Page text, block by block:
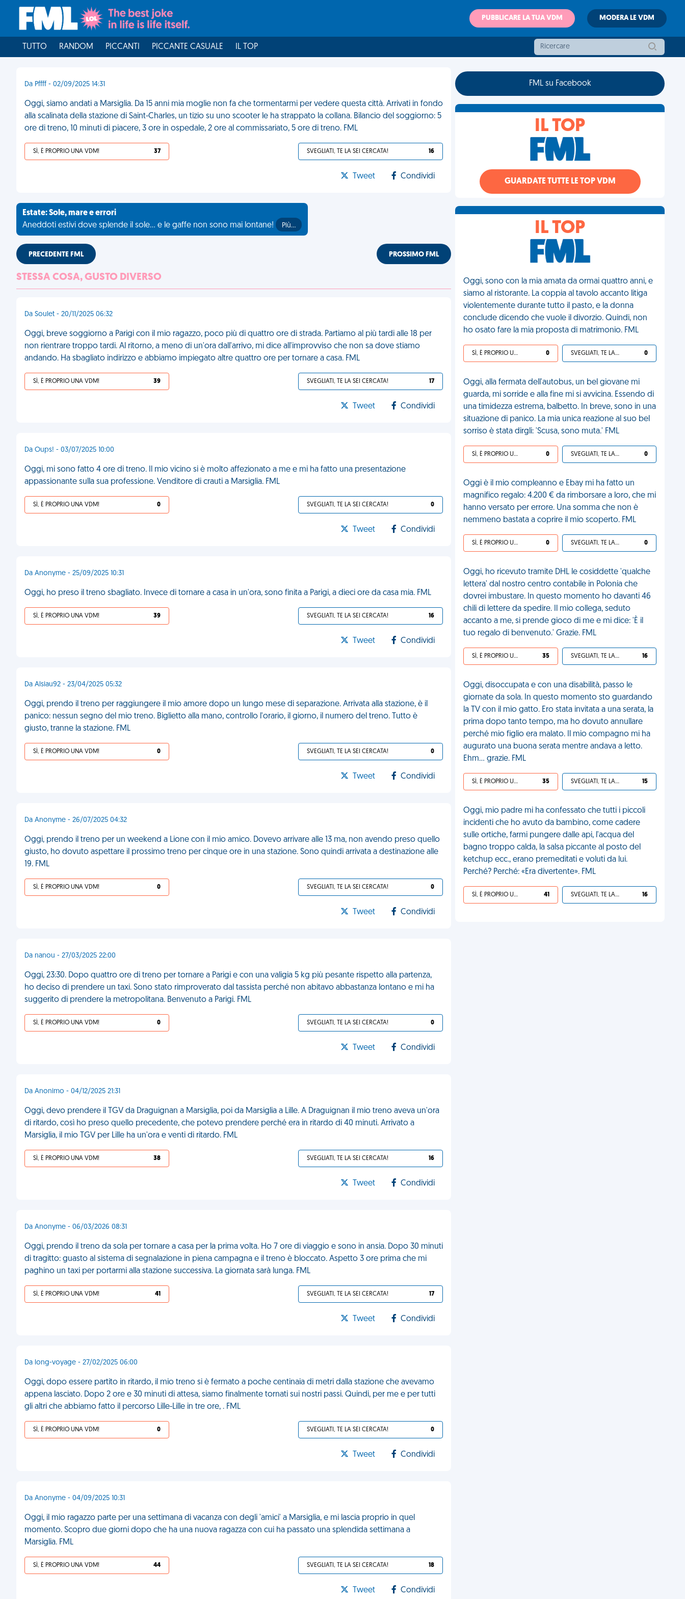
PUBBLICARE LA TUA VDM MODERA LE VDM
TUTTO RANDOM PICCANTI PICCANTE CASUALE IL TOP
Da Pffff - 02/09/2025 14:31
Oggi, siamo andati a Marsiglia. Da 15 anni mia moglie non fa che tormentarmi per vedere questa città. Arrivati in fondo
alla scalinata della stazione di Saint-Charles, un tizio su uno scooter le ha strappato la collana. Bilancio del soggiorno: 5
ore di treno, 10 minuti di piacere, 3 ore in ospedale, 2 ore al commissariato, 5 ore di treno. FML
SÌ, È PROPRIO UNA VDM! 37 SVEGLIATI, TE LA SEI CERCATA! 16
Tweet Condividi
Estate: Sole, mare e errori
Aneddoti estivi dove splende il sole... e le gaffe non sono mai lontane!
Più…
PRECEDENTE FML PROSSIMO FML
STESSA COSA, GUSTO DIVERSO
Da Soulet - 20/11/2025 06:32
Oggi, breve soggiorno a Parigi con il mio ragazzo, poco più di quattro ore di strada. Partiamo al più tardi alle 18 per
non rientrare troppo tardi. Al ritorno, a meno di un'ora dall'arrivo, mi dice all'improvviso che non sa dove stiamo
andando. Ha sbagliato indirizzo e abbiamo impiegato altre quattro ore per tornare a casa. FML
SÌ, È PROPRIO UNA VDM! 39 SVEGLIATI, TE LA SEI CERCATA! 17
Tweet Condividi
Da Oups! - 03/07/2025 10:00
Oggi, mi sono fatto 4 ore di treno. Il mio vicino si è molto affezionato a me e mi ha fatto una presentazione
appassionante sulla sua professione. Venditore di crauti a Marsiglia. FML
SÌ, È PROPRIO UNA VDM! 0 SVEGLIATI, TE LA SEI CERCATA! 0
Tweet Condividi
Da Anonyme - 25/09/2025 10:31
Oggi, ho preso il treno sbagliato. Invece di tornare a casa in un'ora, sono finita a Parigi, a dieci ore da casa mia. FML
SÌ, È PROPRIO UNA VDM! 39 SVEGLIATI, TE LA SEI CERCATA! 16
Tweet Condividi
Da Alsiau92 - 23/04/2025 05:32
Oggi, prendo il treno per raggiungere il mio amore dopo un lungo mese di separazione. Arrivata alla stazione, è il
panico: nessun segno del mio treno. Biglietto alla mano, controllo l'orario, il giorno, il numero del treno. Tutto è
giusto, tranne la stazione. FML
SÌ, È PROPRIO UNA VDM! 0 SVEGLIATI, TE LA SEI CERCATA! 0
Tweet Condividi
Da Anonyme - 26/07/2025 04:32
Oggi, prendo il treno per un weekend a Lione con il mio amico. Dovevo arrivare alle 13 ma, non avendo preso quello
giusto, ho dovuto aspettare il prossimo treno per cinque ore in una stazione. Sono quindi arrivata a destinazione alle
19. FML
SÌ, È PROPRIO UNA VDM! 0 SVEGLIATI, TE LA SEI CERCATA! 0
Tweet Condividi
Da nanou - 27/03/2025 22:00
Oggi, 23:30. Dopo quattro ore di treno per tornare a Parigi e con una valigia 5 kg più pesante rispetto alla partenza,
ho deciso di prendere un taxi. Sono stato rimproverato dal tassista perché non abitavo abbastanza lontano e mi ha
suggerito di prendere la metropolitana. Benvenuto a Parigi. FML
SÌ, È PROPRIO UNA VDM! 0 SVEGLIATI, TE LA SEI CERCATA! 0
Tweet Condividi
Da Anonimo - 04/12/2025 21:31
Oggi, devo prendere il TGV da Draguignan a Marsiglia, poi da Marsiglia a Lille. A Draguignan il mio treno aveva un'ora
di ritardo, così ho preso quello precedente, che potevo prendere perché era in ritardo di 40 minuti. Arrivato a
Marsiglia, il mio TGV per Lille ha un'ora e venti di ritardo. FML
SÌ, È PROPRIO UNA VDM! 38 SVEGLIATI, TE LA SEI CERCATA! 16
Tweet Condividi
Da Anonyme - 06/03/2026 08:31
Oggi, prendo il treno da sola per tornare a casa per la prima volta. Ho 7 ore di viaggio e sono in ansia. Dopo 30 minuti
di tragitto: guasto al sistema di segnalazione in piena campagna e il treno è bloccato. Aspetto 3 ore prima che mi
paghino un taxi per portarmi alla stazione successiva. La giornata sarà lunga. FML
SÌ, È PROPRIO UNA VDM! 41 SVEGLIATI, TE LA SEI CERCATA! 17
Tweet Condividi
Da long-voyage - 27/02/2025 06:00
Oggi, dopo essere partito in ritardo, il mio treno si è fermato a poche centinaia di metri dalla stazione che avevamo
appena lasciato. Dopo 2 ore e 30 minuti di attesa, siamo finalmente tornati sui nostri passi. Quindi, per me e per tutti
gli altri che abbiamo fatto il percorso Lille-Lille in tre ore, . FML
SÌ, È PROPRIO UNA VDM! 0 SVEGLIATI, TE LA SEI CERCATA! 0
Tweet Condividi
Da Anonyme - 04/09/2025 10:31
Oggi, il mio ragazzo parte per una settimana di vacanza con degli 'amici' a Marsiglia, e mi lascia proprio in quel
momento. Scopro due giorni dopo che ha una nuova ragazza con cui ha passato una splendida settimana a
Marsiglia. FML
SÌ, È PROPRIO UNA VDM! 44 SVEGLIATI, TE LA SEI CERCATA! 18
Tweet Condividi
FML su Facebook
IL TOP
GUARDATE TUTTE LE TOP VDM
IL TOP
Oggi, sono con la mia amata da ormai quattro anni, e
siamo al ristorante. La coppia al tavolo accanto litiga
violentemente durante tutto il pasto, e la donna
conclude dicendo che vuole il divorzio. Quindi, non
ho osato fare la mia proposta di matrimonio. FML
SÌ, È PROPRIO UNA VDM! 0 SVEGLIATI, TE LA SEI CERCATA! 0
Oggi, alla fermata dell'autobus, un bel giovane mi
guarda, mi sorride e alla fine mi si avvicina. Essendo di
una timidezza estrema, balbetto. In breve, sono in una
situazione di panico. La mia unica reazione al suo bel
sorriso è stata dirgli: 'Scusa, sono muta.' FML
SÌ, È PROPRIO UNA VDM! 0 SVEGLIATI, TE LA SEI CERCATA! 0
Oggi è il mio compleanno e Ebay mi ha fatto un
magnifico regalo: 4.200 € da rimborsare a loro, che mi
hanno versato per errore. Una somma che non è
nemmeno bastata a coprire il mio scoperto. FML
SÌ, È PROPRIO UNA VDM! 0 SVEGLIATI, TE LA SEI CERCATA! 0
Oggi, ho ricevuto tramite DHL le cosiddette 'qualche
lettera' dal nostro centro contabile in Polonia che
dovrei imbustare. In questo momento ho davanti 46
chili di lettere da spedire. Il mio collega, seduto
accanto a me, si prende gioco di me e mi dice: 'È il
tuo regalo di benvenuto.' Grazie. FML
SÌ, È PROPRIO UNA VDM! 35 SVEGLIATI, TE LA SEI CERCATA! 16
Oggi, disoccupata e con una disabilità, passo le
giornate da sola. In questo momento sto guardando
la TV con il mio gatto. Ero stata invitata a una serata, la
prima dopo tanto tempo, ma ho dovuto annullare
perché mio figlio era malato. Il mio compagno mi ha
augurato una buona serata mentre andava a letto.
Ehm... grazie. FML
SÌ, È PROPRIO UNA VDM! 35 SVEGLIATI, TE LA SEI CERCATA! 15
Oggi, mio padre mi ha confessato che tutti i piccoli
incidenti che ho avuto da bambino, come cadere
sulle ortiche, farmi pungere dalle api, l'acqua del
bagno troppo calda, la salsa piccante al posto del
ketchup ecc., erano premeditati e voluti da lui.
Perché? Perché: «Era divertente». FML
SÌ, È PROPRIO UNA VDM! 41 SVEGLIATI, TE LA SEI CERCATA! 16